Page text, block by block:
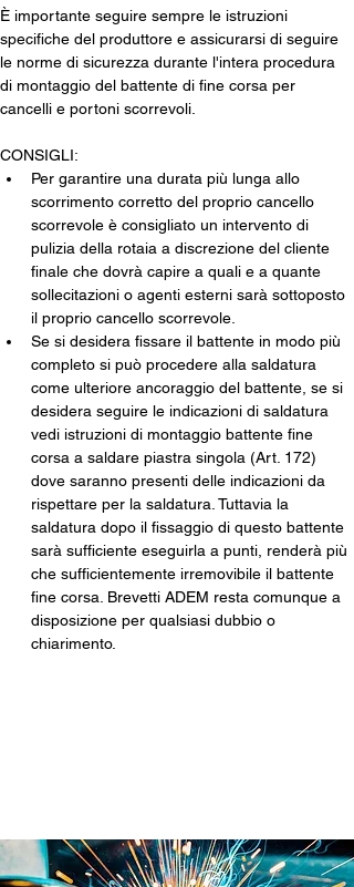
È importante seguire sempre le istruzioni
specifiche del produttore e assicurarsi di seguire
le norme di sicurezza durante l'intera procedura
di montaggio del battente di fine corsa per
cancelli e portoni scorrevoli.
CONSIGLI:
Per garantire una durata più lunga allo
scorrimento corretto del proprio cancello
scorrevole è consigliato un intervento di
pulizia della rotaia a discrezione del cliente
finale che dovrà capire a quali e a quante
sollecitazioni o agenti esterni sarà sottoposto
il proprio cancello scorrevole.
Se si desidera fissare il battente in modo più
completo si può procedere alla saldatura
come ulteriore ancoraggio del battente, se si
desidera seguire le indicazioni di saldatura
vedi istruzioni di montaggio battente fine
corsa a saldare piastra singola (Art. 172)
dove saranno presenti delle indicazioni da
rispettare per la saldatura. Tuttavia la
saldatura dopo il fissaggio di questo battente
sarà sufficiente eseguirla a punti, renderà più
che sufficientemente irremovibile il battente
fine corsa. Brevetti ADEM resta comunque a
disposizione per qualsiasi dubbio o
chiarimento.